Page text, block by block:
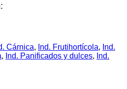
Cárnica, Ind. Frutihortícola, Ind.
, Ind. Panificados y dulces, Ind.